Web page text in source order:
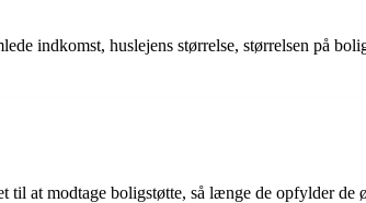
indkomst, huslejens størrelse, størrelsen på
at modtage boligstøtte, så længe de opfylder de